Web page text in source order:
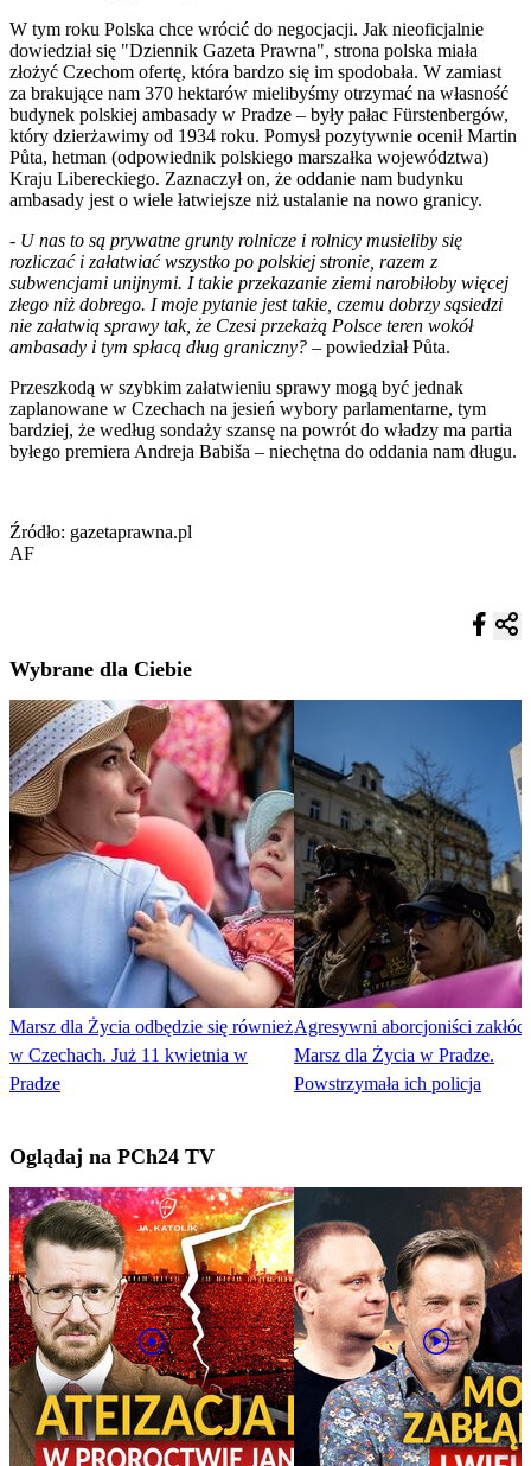
W tym roku Polska chce wrócić do negocjacji. Jak nieoficjalnie
dowiedział się "Dziennik Gazeta Prawna", strona polska miała
złożyć Czechom ofertę, która bardzo się im spodobała. W zamiast
za brakujące nam 370 hektarów mielibyśmy otrzymać na własność
budynek polskiej ambasady w Pradze – były pałac Fürstenbergów,
który dzierżawimy od 1934 roku. Pomysł pozytywnie ocenił Martin
Půta, hetman (odpowiednik polskiego marszałka województwa)
Kraju Libereckiego. Zaznaczył on, że oddanie nam budynku
ambasady jest o wiele łatwiejsze niż ustalanie na nowo granicy.
- U nas to są prywatne grunty rolnicze i rolnicy musieliby się
rozliczać i załatwiać wszystko po polskiej stronie, razem z
subwencjami unijnymi. I takie przekazanie ziemi narobiłoby więcej
złego niż dobrego. I moje pytanie jest takie, czemu dobrzy sąsiedzi
nie załatwią sprawy tak, że Czesi przekażą Polsce teren wokół
ambasady i tym spłacą dług graniczny? – powiedział Půta.
Przeszkodą w szybkim załatwieniu sprawy mogą być jednak
zaplanowane w Czechach na jesień wybory parlamentarne, tym
bardziej, że według sondaży szansę na powrót do władzy ma partia
byłego premiera Andreja Babiša – niechętna do oddania nam długu.
Źródło: gazetaprawna.pl
AF
Wybrane dla Ciebie
Marsz dla Życia odbędzie się również
w Czechach. Już 11 kwietnia w
Pradze
Agresywni aborcjoniści
Marsz dla Życia w Pradze.
Powstrzymała ich policja
Oglądaj na PCh24 TV